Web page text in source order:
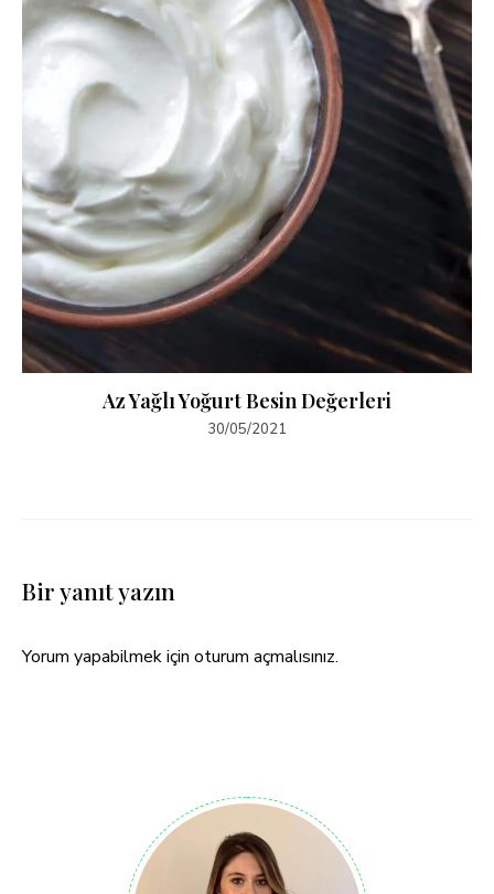
Az Yağlı Yoğurt Besin Değerleri
30/05/2021
Bir yanıt yazın
Yorum yapabilmek için oturum açmalısınız.